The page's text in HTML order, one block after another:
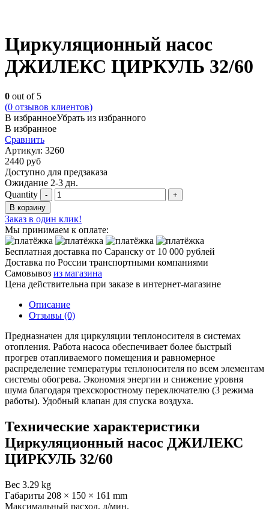
Циркуляционный насос
ДЖИЛЕКС ЦИРКУЛЬ 32/60
0 out of 5
(0 отзывов клиентов)
В избранноеУбрать из избранного
В избранное
Сравнить
Артикул: 3260
2440 руб
Доступно для предзаказа
Ожидание 2-3 дн.
Quantity
В корзину
Заказ в один клик!
Мы принимаем к оплате:
Бесплатная доставка по Саранску от 10 000 рублей
Доставка по России транспортными компаниями
Самовывоз из магазина
Цена действительна при заказе в интернет-магазине
Описание
Отзывы (0)
Предназначен для циркуляции теплоносителя в системах
отопления. Работа насоса обеспечивает более быстрый
прогрев отапливаемого помещения и равномерное
распределение температуры теплоносителя по всем элементам
системы обогрева. Экономия энергии и снижение уровня
шума благодаря трехскоростному переключателю (3 режима
работы). Удобный клапан для спуска воздуха.
Технические характеристики
Циркуляционный насос ДЖИЛЕКС
ЦИРКУЛЬ 32/60
Вес 3.29 kg
Габариты 208 × 150 × 161 mm
Максимальный расход, л/мин.